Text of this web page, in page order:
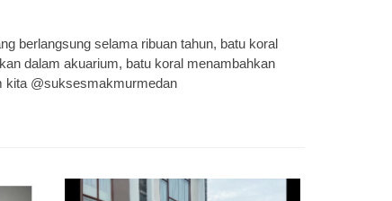
berlangsung selama ribuan tahun, batu koral
dalam akuarium, batu koral menambahkan
kita @suksesmakmurmedan